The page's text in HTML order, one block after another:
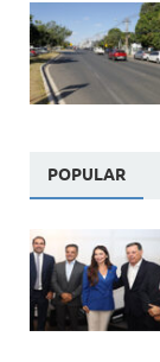
POPULAR